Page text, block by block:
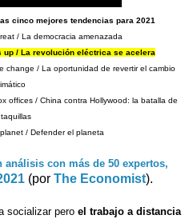
cinco mejores tendencias para 2021
/ La revolución eléctrica se acelera
change / La oportunidad de revertir el cambio
climático
offices / China contra Hollywood: la batalla de
/ Defender el planeta
análisis con más de 50 expertos,
(por The Economist).
socializar pero el trabajo a distancia